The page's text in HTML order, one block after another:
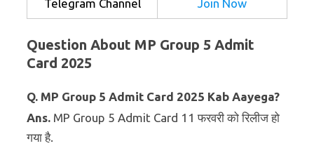
Telegram Channel Join Now
Question About MP Group 5 Admit
Card 2025
Q. MP Group 5 Admit Card 2025 Kab Aayega?
Ans. MP Group 5 Admit Card 11 फरवरी को रिलीज हो
गया है.